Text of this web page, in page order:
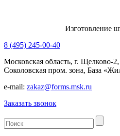
Изготовление
8 (495) 245-00-40
Московская область, г. Щелково-2,
Соколовская пром. зона, База
e-mail: zakaz@forms.msk.ru
Заказать звонок